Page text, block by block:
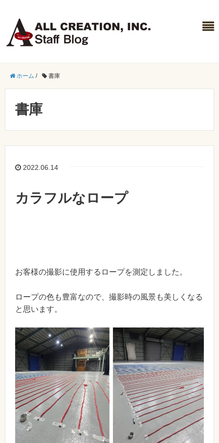
ホーム / 書庫
書庫
2022.06.14
カラフルなロープ
お客様の撮影に使用するロープを測定しました。
ロープの色も豊富なので、撮影時の風景も美しくなる
と思います。